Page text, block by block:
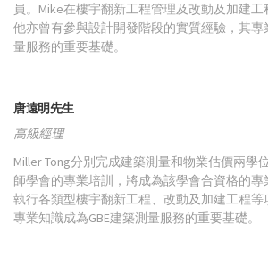
員。Mike在樓宇翻新工程管理及改動及加建工
他亦曾有參與設計開發階段的實質經驗，其專
量服務的重要基礎。
唐遠明先生
高級經理
Miller Tong分別完成建築測量和物業估價兩學
師學會的專業培訓，將成為該學會合資格的
執行各類型樓宇翻新工程、改動及加建工程
專業知識成為GBE建築測量服務的重要基礎。